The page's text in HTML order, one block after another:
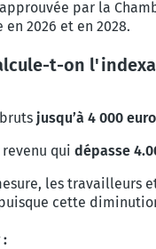
par la
2026 et en 2028.
t-on
jusqu’à 4 000
qui dépasse
les travailleurs
cette
: